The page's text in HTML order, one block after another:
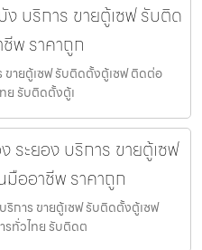
บริการ ขายตู้เซฟ รับติด
พ ราคาถูก
ขายตู้เซฟ รับติดตั้งตู้เซฟ ติดต่อ
ย รับติดตั้งตู้เ
ระยอง บริการ ขายตู้เซฟ
ออาชีพ ราคาถูก
การ ขายตู้เซฟ รับติดตั้งตู้เซฟ
ทั่วไทย รับติดต